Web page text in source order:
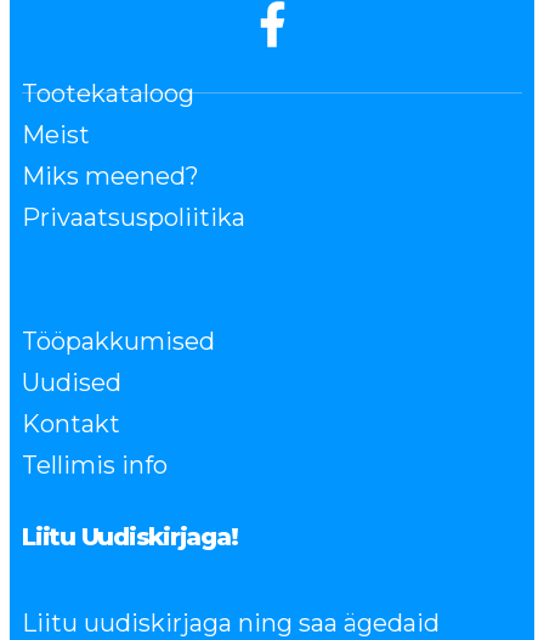
Tootekataloog
Meist
Miks meened?
Privaatsuspoliitika
Tööpakkumised
Uudised
Kontakt
Tellimis info
Liitu Uudiskirjaga!
Liitu uudiskirjaga ning saa ägedaid